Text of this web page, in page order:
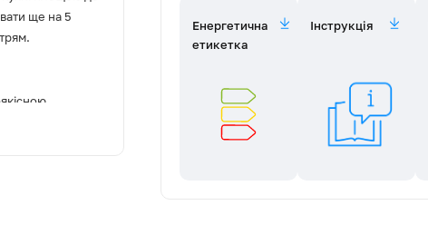
ще на 5
Енергетична
етикетка
Інструкція